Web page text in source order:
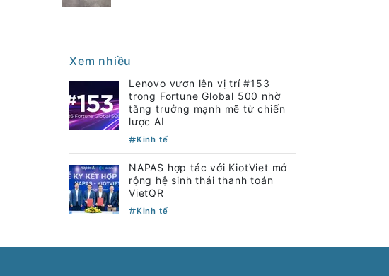
Xem nhiều
Lenovo vươn lên vị trí #153
trong Fortune Global 500 nhờ
tăng trưởng mạnh mẽ từ chiến
lược AI
Kinh tế
NAPAS hợp tác với KiotViet mở
rộng hệ sinh thái thanh toán
VietQR
Kinh tế